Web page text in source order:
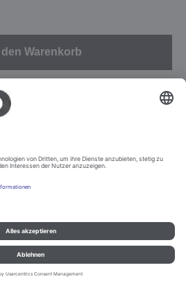
den Warenkorb
Solutions 2022